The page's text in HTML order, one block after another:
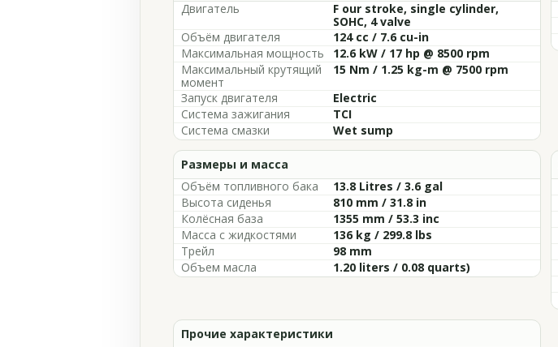
Двигатель
F our stroke, single cylinder,
SOHC, 4 valve
Объём двигателя
124 cc / 7.6 cu-in
Максимальная мощность
12.6 kW / 17 hp @ 8500 rpm
Максимальный крутящий
момент
15 Nm / 1.25 kg-m @ 7500 rpm
Запуск двигателя
Electric
Система зажигания
TCI
Система смазки
Wet sump
Размеры и масса
Объём топливного бака
13.8 Litres / 3.6 gal
Высота сиденья
810 mm / 31.8 in
Колёсная база
1355 mm / 53.3 inc
Масса с жидкостями
136 kg / 299.8 lbs
Трейл
98 mm
Объем масла
1.20 liters / 0.08 quarts)
Прочие характеристики